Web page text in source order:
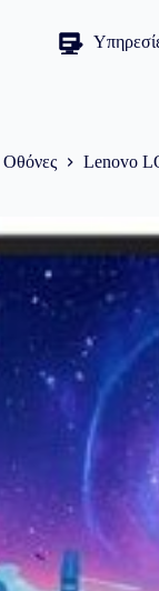
Οθόνες Lenovo